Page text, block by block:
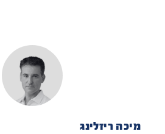
מיכה ריזלינג